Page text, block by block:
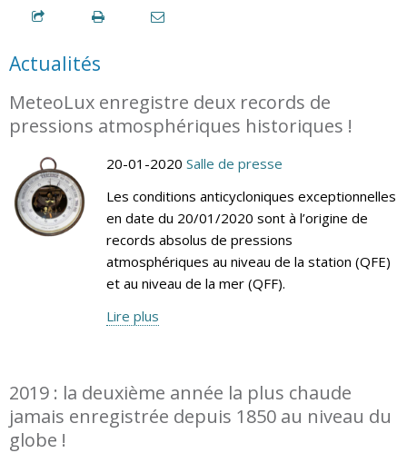
Actualités
MeteoLux enregistre deux records de
pressions atmosphériques historiques !
20-01-2020 Salle de presse
Les conditions anticycloniques exceptionnelles
en date du 20/01/2020 sont à l’origine de
records absolus de pressions
atmosphériques au niveau de la station (QFE)
et au niveau de la mer (QFF).
Lire plus
2019 : la deuxième année la plus chaude
jamais enregistrée depuis 1850 au niveau du
globe !